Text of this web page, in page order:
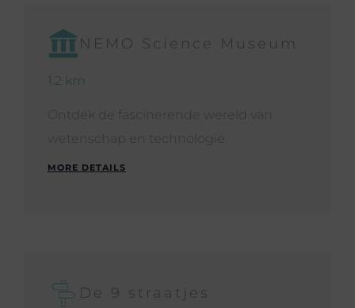
NEMO Science Museum
1.2 km
Ontdek de fascinerende wereld van
wetenschap en technologie.
MORE DETAILS
De 9 straatjes